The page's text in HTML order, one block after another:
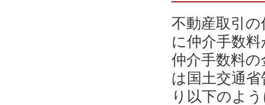
不動産取引
に仲介手数
仲介手数料
は国土交通
り以下のよ